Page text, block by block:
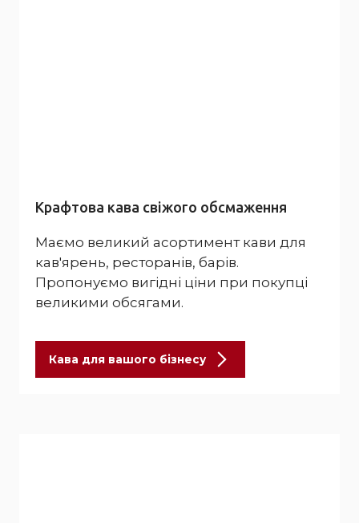
Крафтова кава свіжого обсмаження
Маємо великий асортимент кави для
кав'ярень, ресторанів, барів.
Пропонуємо вигідні ціни при покупці
великими обсягами.
Кава для вашого бізнесу